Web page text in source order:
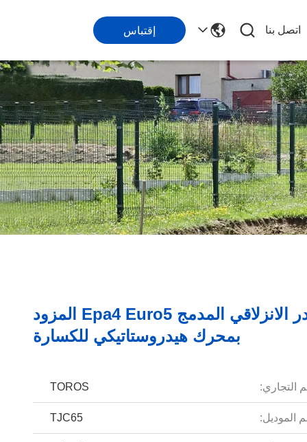
اتصل بنا إقتباس
اللودر الانزلاقي المدمج Epa4 Euro5 المزود
بمحرك هيدروستاتيكي للكسارة
التجاري: TOROS
الموديل: TJC65